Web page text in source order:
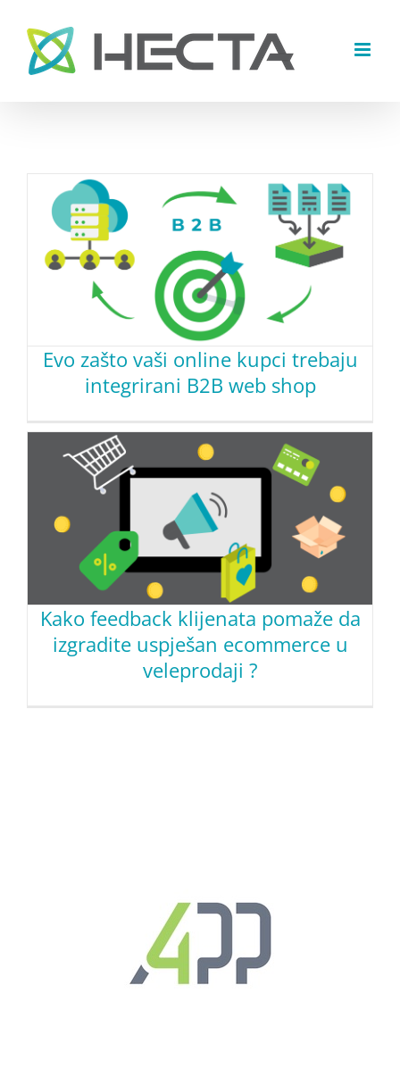
content
Evo zašto vaši online kupci trebaju
integrirani B2B web shop
Kako feedback klijenata pomaže da
izgradite uspješan ecommerce u
veleprodaji ?